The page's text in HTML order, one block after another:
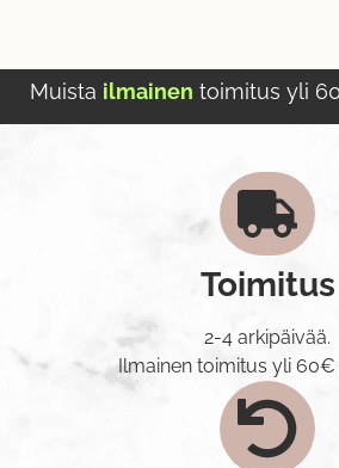
Muista ilmainen toimitus yli
Toimitus
2-4 arkipäivää.
Ilmainen toimitus yli 60€